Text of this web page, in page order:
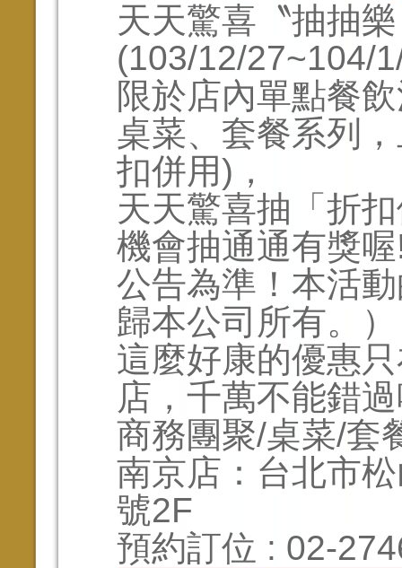
天天驚喜〝抽抽
(103/12/27~104/
限於店內單點餐
桌菜、套餐系列
扣併用)，
天天驚喜抽「折
機會抽通通有獎
公告為準！本活
歸本公司所有。）
這麼好康的優惠
店，千萬不能錯
商務團聚/桌菜/套
南京店：台北市
號2F
預約訂位 : 02-